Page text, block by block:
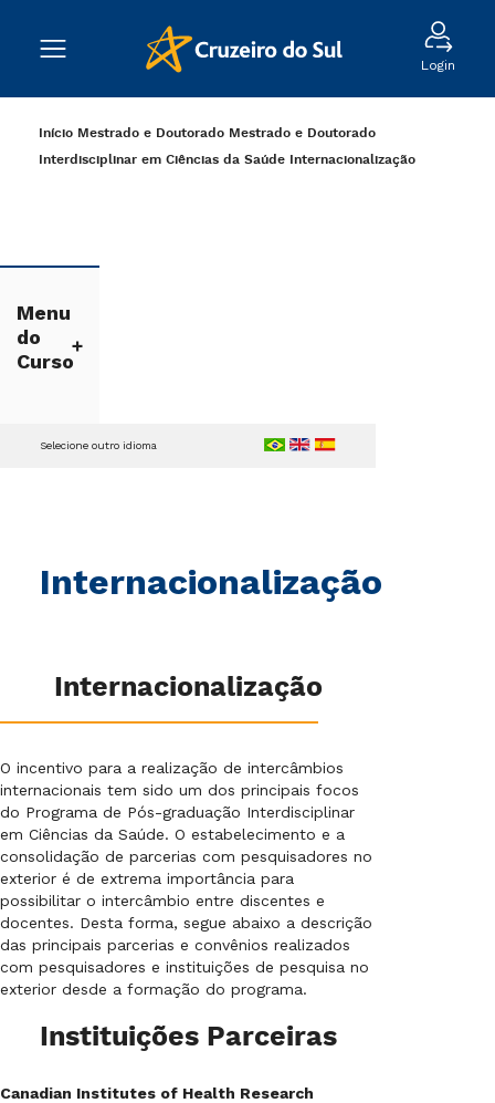
Login
Início Mestrado e Doutorado Mestrado e Doutorado
Interdisciplinar em Ciências da Saúde Internacionalização
Menu
do
Curso
Internacionalização
Selecione outro idioma
Internacionalização
O incentivo para a realização de intercâmbios
internacionais tem sido um dos principais focos
do Programa de Pós-graduação Interdisciplinar
em Ciências da Saúde. O estabelecimento e a
consolidação de parcerias com pesquisadores no
exterior é de extrema importância para
possibilitar o intercâmbio entre discentes e
docentes. Desta forma, segue abaixo a descrição
das principais parcerias e convênios realizados
com pesquisadores e instituições de pesquisa no
exterior desde a formação do programa.
Instituições Parceiras
Canadian Institutes of Health Research